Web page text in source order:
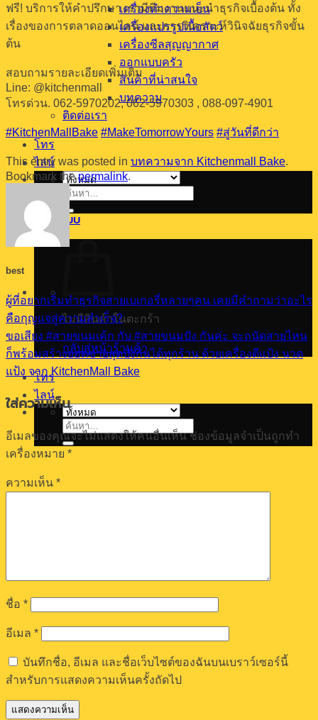
เครื่องทำความเย็น
เครื่องแปรรูปเนื้อสัตว์
เครื่องซีลสุญญากาศ
ออกแบบครัว
สินค้าที่น่าสนใจ
บทความ
ติดต่อเรา
โทร
ไลน์
ค้นหา:
เข้าสู่ระบบ
ไม่มีสินค้าในตะกร้า
กลับสู่หน้าร้านค้า
โทร
ไลน์
ค้นหา:
ฟรี! บริการให้คำปรึกษา เรามีทีมงานแนะนำธุรกิจเบื้องต้น ทั้ง
เรื่องของการตลาดออนไลน์ และการวิเคราะห์วินิจฉัยธุรกิจขั้น
ต้น
สอบถามรายละเอียดเพิ่มเติม
Line: @kitchenmall
โทรด่วน. 062-5970202, 062-5970303 , 088-097-4901
#KitchenMallBake #MakeTomorrowYours #สู่วันที่ดีกว่า
This entry was posted in บทความจาก Kitchenmall Bake.
Bookmark thepermalink.
best
ผู้ที่อยากเริ่มทำธุรกิจสายเบเกอรี่หลายๆคน เคยมีคำถามว่าอะไร
คือกุญแจสู่ความสำเร็จ?
ขอเสียง #สายขนมเค้ก กับ #สายขนมปัง กันค่ะ จะถนัดสายไหน
ก็พร้อมสร้างยอดขายสุดปังกันได้ทุกร้าน ด้วยเครื่องตีแป้ง นวด
แป้ง จาก KitchenMall Bake
ใส่ความเห็น
อีเมลของคุณจะไม่แสดงให้คนอื่นเห็น ช่องข้อมูลจำเป็นถูกทำ
เครื่องหมาย *
ความเห็น *
ชื่อ *
อีเมล *
บันทึกชื่อ, อีเมล และชื่อเว็บไซต์ของฉันบนเบราว์เซอร์นี้
สำหรับการแสดงความเห็นครั้งถัดไป